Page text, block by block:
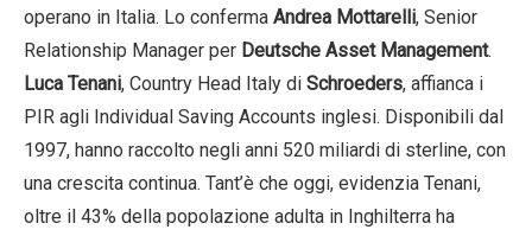
operano in Italia. Lo conferma Andrea Mottarelli, Senior
Relationship Manager per Deutsche Asset Management.
Luca Tenani, Country Head Italy di Schroeders, affianca i
PIR agli Individual Saving Accounts inglesi. Disponibili dal
1997, hanno raccolto negli anni 520 miliardi di sterline, con
una crescita continua. Tant’è che oggi, evidenzia Tenani,
oltre il 43% della popolazione adulta in Inghilterra ha